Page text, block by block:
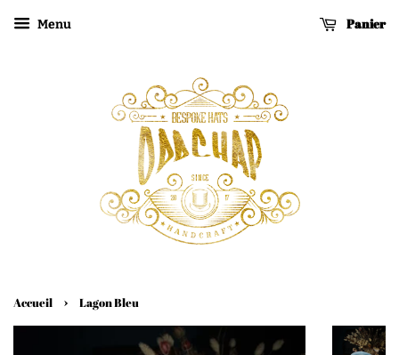
Menu Panier
Accueil › Lagon Bleu